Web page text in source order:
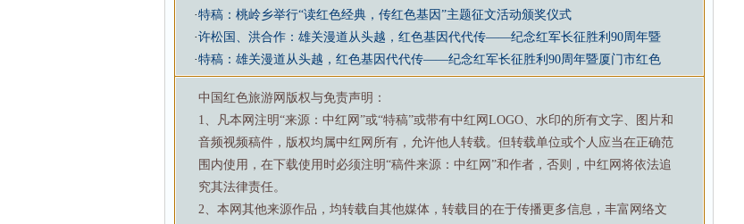
·特稿：桃岭乡举行“读红色经典，传红色基因”主题征文活动颁奖仪式
·许松国、洪合作：雄关漫道从头越，红色基因代代传——纪念红军长征胜利90周年暨
·特稿：雄关漫道从头越，红色基因代代传——纪念红军长征胜利90周年暨厦门市红色
中国红色旅游网版权与免责声明：
1、凡本网注明“来源：中红网”或“特稿”或带有中红网LOGO、水印的所有文字、图片和
音频视频稿件，版权均属中红网所有，允许他人转载。但转载单位或个人应当在正确范
围内使用，在下载使用时必须注明“稿件来源：中红网”和作者，否则，中红网将依法追
究其法律责任。
2、本网其他来源作品，均转载自其他媒体，转载目的在于传播更多信息，丰富网络文